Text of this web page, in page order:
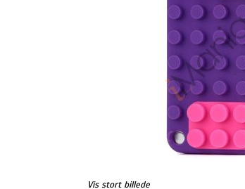
Vis stort billede